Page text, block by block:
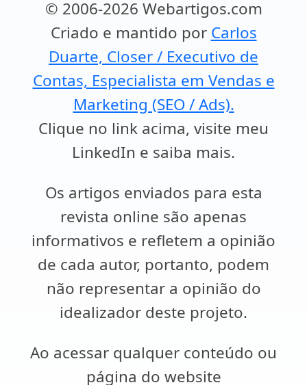
© 2006-2026 Webartigos.com
Criado e mantido por Carlos
Duarte, Closer / Executivo de
Contas, Especialista em Vendas e
Marketing (SEO / Ads).
Clique no link acima, visite meu
LinkedIn e saiba mais.
Os artigos enviados para esta
revista online são apenas
informativos e refletem a opinião
de cada autor, portanto, podem
não representar a opinião do
idealizador deste projeto.
Ao acessar qualquer conteúdo ou
página do website